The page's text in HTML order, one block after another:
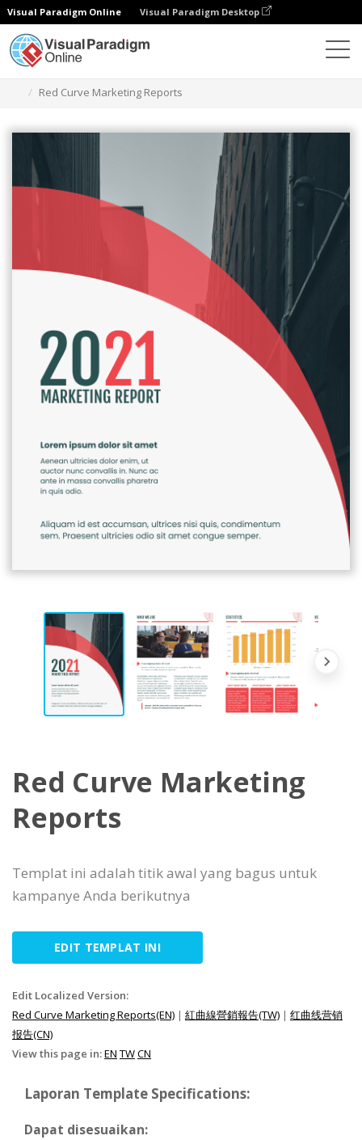
Visual Paradigm Online Visual Paradigm Desktop
Red Curve Marketing Reports
Red Curve Marketing
Reports
Templat ini adalah titik awal yang bagus untuk
kampanye Anda berikutnya
EDIT TEMPLAT INI
Edit Localized Version:
Red Curve Marketing Reports(EN) | 紅曲線營銷報告(TW) | 红曲线营销
报告(CN)
View this page in:EN TWCN
Laporan Template Specifications:
Dapat disesuaikan: